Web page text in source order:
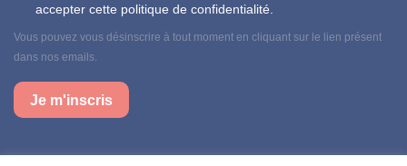
accepter cette politique de confidentialité.
Vous pouvez vous désinscrire à tout moment en cliquant sur le lien présent
dans nos emails.
Je m'inscris